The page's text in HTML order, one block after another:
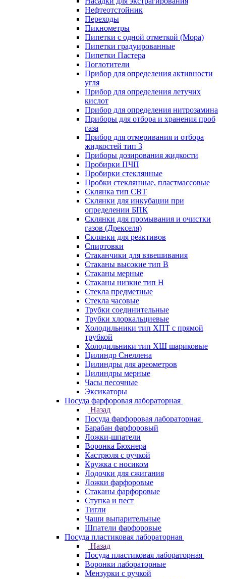
Нефтеотстойник
Переходы
Пикнометры
Пипетки с одной отметкой (Мора)
Пипетки градуированные
Пипетки Пастера
Поглотители
Прибор для определения активности
угля
Прибор для определения летучих
кислот
Прибор для определения нитрозамина
Приборы для отбора и хранения проб
газа
Прибор для отмеривания и отбора
жидкостей тип 3
Приборы дозирования жидкости
Пробирки ПЧП
Пробирки стеклянные
Пробки стеклянные, пластмассовые
Склянка тип СВТ
Склянки для инкубации при
определении БПК
Склянки для промывания и очистки
газов (Дрекселя)
Склянки для реактивов
Спиртовки
Стаканчики для взвешивания
Стаканы высокие тип В
Стаканы мерные
Стаканы низкие тип Н
Стекла предметные
Стекла часовые
Трубки соединительные
Трубки хлоркальциевые
Холодильники тип ХПТ с прямой
трубкой
Холодильники тип ХШ шариковые
Цилиндр Снеллена
Цилиндры для ареометров
Цилиндры мерные
Часы песочные
Эксикаторы
Посуда фарфоровая лабораторная
Назад
Посуда фарфоровая лабораторная
Барабан фарфоровый
Ложки-шпатели
Воронка Бюхнера
Кастрюля с ручкой
Кружка с носиком
Лодочки для сжигания
Ложки фарфоровые
Стаканы фарфоровые
Ступка и пест
Тигли
Чаши выпарительные
Шпатели фарфоровые
Посуда пластиковая лабораторная
Назад
Посуда пластиковая лабораторная
Воронки лабораторные
Мензурки с ручкой